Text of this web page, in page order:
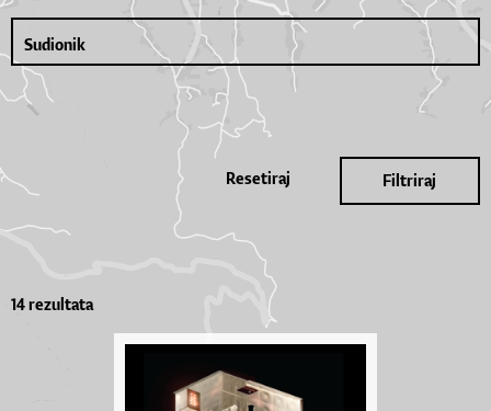
Filtriraj
Resetiraj
14 rezultata